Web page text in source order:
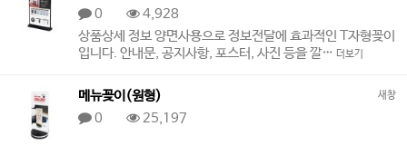
0
4,928
상품상세 정보 양면사용으로 정보전달에 효과적인 T자형꽂이
입니다. 안내문, 공지사항, 포스터, 사진 등을 깔… 더보기
새창
메뉴꽂이(원형)
0
25,197